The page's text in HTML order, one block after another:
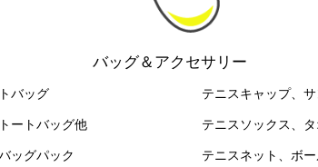
バッグ＆アクセサリー
バッグ
ートバッグ他
ッグパック
テニスキャップ、
テニスソックス、
テニスネット、ボ